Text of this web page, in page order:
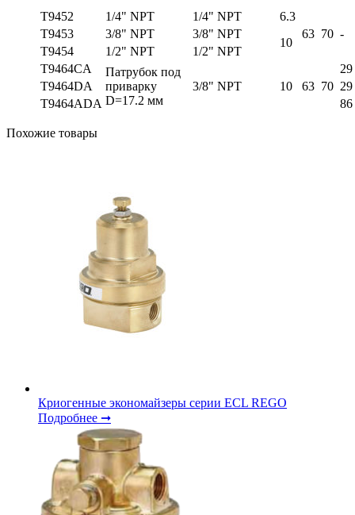
T9452 1/4" NPT 1/4" NPT
6.3
63 70 -
T9453 3/8" NPT 3/8" NPT
10
T9454 1/2" NPT
1/2" NPT
T9464CA
Патрубок под
приварку
D=17.2 мм
3/8" NPT 10 63 70
29
T9464DA
29
T9464ADA
86
Похожие товары
Криогенные экономайзеры серии ECL REGO
Подробнее ➞